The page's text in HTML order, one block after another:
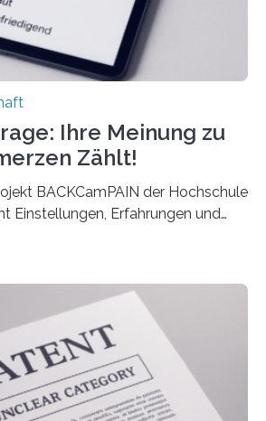
Ihre Meinung zu
Zählt!
BACKCamPAIN der Hochschule
Einstellungen, Erfahrungen und
gesundheitlichen
denken und welche Erfahrungen sie
kann entscheidend
verlaufen und welche
individuellen Überzeugungen
einer aktuellen Studie der
Im Rahmen des